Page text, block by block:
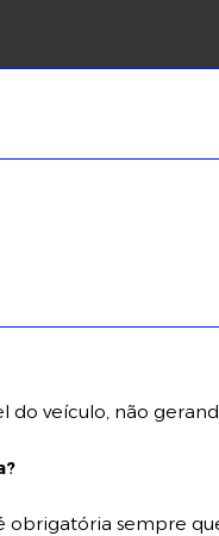
do veículo, não
obrigatória sempre